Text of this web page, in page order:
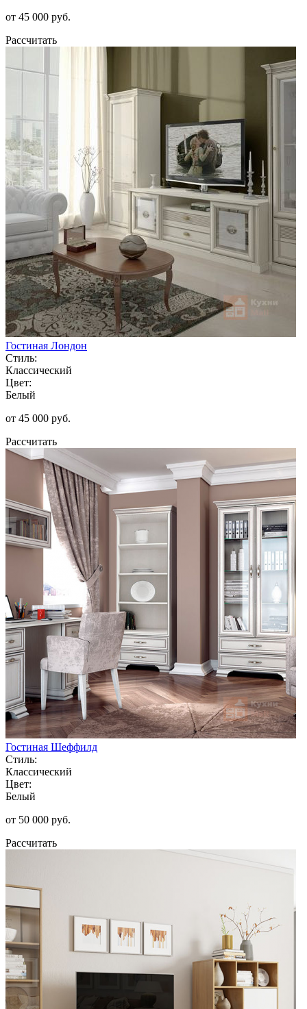
от 45 000 руб.
Рассчитать
Гостиная Лондон
Стиль:
Классический
Цвет:
Белый
от 45 000 руб.
Рассчитать
Гостиная Шеффилд
Стиль:
Классический
Цвет:
Белый
от 50 000 руб.
Рассчитать